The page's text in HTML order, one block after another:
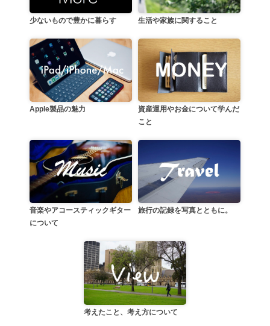
少ないもので豊かに暮らす 生活や家族に関すること
Apple製品の魅力
資産運用やお金について学んだ
こと
音楽やアコースティックギター
について
旅行の記録を写真とともに。
考えたこと、考え方について